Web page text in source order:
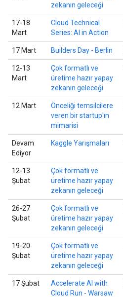
zekanın geleceği
17-18
Mart
Cloud Technical
Series: AI in Action
17 Mart Builders Day - Berlin
12-13
Mart
Çok formatlı ve
üretime hazır yapay
zekanın geleceği
12 Mart
Önceliği temsilcilere
veren bir startup'ın
mimarisi
Devam
Ediyor
Kaggle Yarışmaları
12-13
Şubat
Çok formatlı ve
üretime hazır yapay
zekanın geleceği
26-27
Şubat
Çok formatlı ve
üretime hazır yapay
zekanın geleceği
19-20
Şubat
Çok formatlı ve
üretime hazır yapay
zekanın geleceği
17 Şubat
Accelerate AI with
Cloud Run - Warsaw